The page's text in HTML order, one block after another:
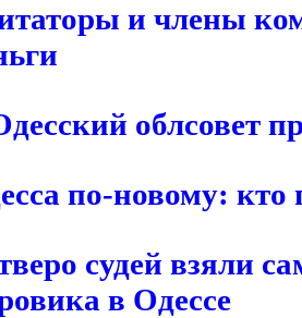
и члены
облсовет
по-новому: кто
судей взяли
в Одессе